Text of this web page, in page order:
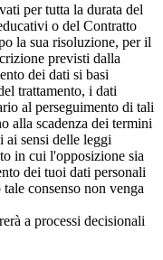
per tutta la durata del
o del Contratto
la sua risoluzione, per il
previsti dalla
dei dati si basi
trattamento, i dati
al perseguimento di tali
alla scadenza dei termini
ai sensi delle leggi
in cui l'opposizione sia
dei tuoi dati personali
consenso non venga
a processi decisionali